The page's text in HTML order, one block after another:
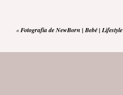
«Fotografia de NewBorn | Bebé | Lifestyle